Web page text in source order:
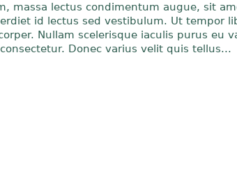
massa lectus condimentum augue, sit
id lectus sed vestibulum. Ut tempor
Nullam scelerisque iaculis purus eu
Donec varius velit quis tellus...